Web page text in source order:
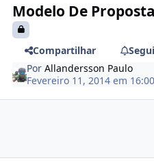
Modelo De
Compartilhar
PorAllandersson Paulo
Fevereiro 11, 2014 em 16:00